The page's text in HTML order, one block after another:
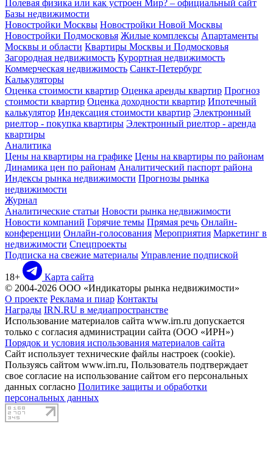
Полевая физика или как устроен Мир? – официальный сайт
Базы недвижимости
Новостройки Москвы Новостройки Новой Москвы
Новостройки Подмосковья Жилые комплексы Апартаменты
Москвы и области Квартиры Москвы и Подмосковья
Загородная недвижимость Курортная недвижимость
Коммерческая недвижимость Санкт-Петербург
Калькуляторы
Оценка стоимости квартир Оценка аренды квартир Прогноз
стоимости квартир Оценка доходности квартир Ипотечный
калькулятор Индексация стоимости квартир Электронный
риелтор - покупка квартиры Электронный риелтор - аренда
квартиры
Аналитика
Цены на квартиры на графике Цены на квартиры по районам
Динамика цен по районам Аналитический паспорт района
Индексы рынка недвижимости Прогнозы рынка
недвижимости
Журнал
Аналитические статьи Новости рынка недвижимости
Новости компаний Горячие темы Прямая речь Онлайн-
конференции Онлайн-голосования Мероприятия Маркетинг в
недвижимости Спецпроекты
Подписка на свежие материалы Управление подпиской
18+
Карта сайта
© 2004-2026 ООО «Индикаторы рынка недвижимости»
О проекте Реклама и пиар Контакты
Награды IRN.RU в медиапространстве
Использование материалов сайта www.irn.ru допускается
только с согласия администрации сайта (ООО «ИРН»)
Порядок и условия использования материалов сайта
Сайт использует технические файлы настроек (cookie).
Пользуясь сайтом www.irn.ru, Пользователь подтверждает
свое согласие на использование сайтом его персональных
данных согласно Политике защиты и обработки
персональных данных